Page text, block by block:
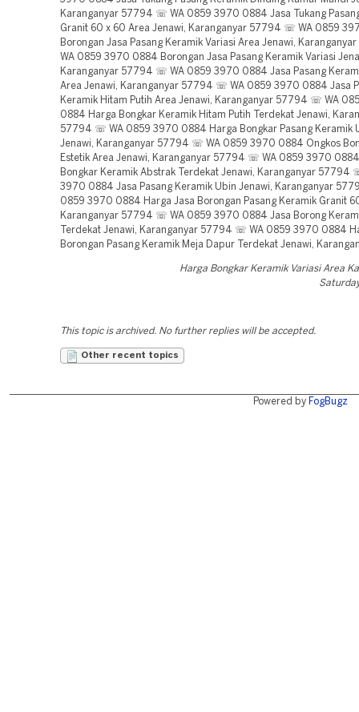
Karanganyar 57794 ☏ WA 0859 3970 0884 Jasa Tukang
Granit 60 x 60 Area Jenawi, Karanganyar 57794 ☏ WA 0859
Borongan Jasa Pasang Keramik Variasi Area Jenawi,
WA 0859 3970 0884 Borongan Jasa Pasang Keramik Variasi
Karanganyar 57794 ☏ WA 0859 3970 0884 Jasa Pasang
Area Jenawi, Karanganyar 57794 ☏ WA 0859 3970 0884 Jasa
Keramik Hitam Putih Area Jenawi, Karanganyar 57794 ☏ WA
0884 Harga Bongkar Keramik Hitam Putih Terdekat Jenawi,
57794 ☏ WA 0859 3970 0884 Harga Bongkar Pasang Keramik
Jenawi, Karanganyar 57794 ☏ WA 0859 3970 0884 Ongkos
Estetik Area Jenawi, Karanganyar 57794 ☏ WA 0859 3970
Bongkar Keramik Abstrak Terdekat Jenawi, Karanganyar 57794
3970 0884 Jasa Pasang Keramik Ubin Jenawi, Karanganyar
0859 3970 0884 Harga Jasa Borongan Pasang Keramik Granit
Karanganyar 57794 ☏ WA 0859 3970 0884 Jasa Borong
Terdekat Jenawi, Karanganyar 57794 ☏ WA 0859 3970 0884
Borongan Pasang Keramik Meja Dapur Terdekat Jenawi,
Harga Bongkar Keramik Variasi Area
This topic is archived. No further replies will be accepted.
Other recent topics
Powered by FogBugz